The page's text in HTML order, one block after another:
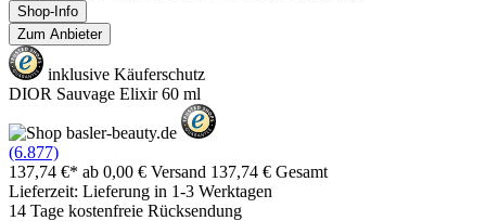
Shop-Info
Zum Anbieter
inklusive Käuferschutz
DIOR Sauvage Elixir 60 ml
(6.877)
137,74 €* ab 0,00 € Versand 137,74 € Gesamt
Lieferzeit: Lieferung in 1-3 Werktagen
14 Tage kostenfreie Rücksendung